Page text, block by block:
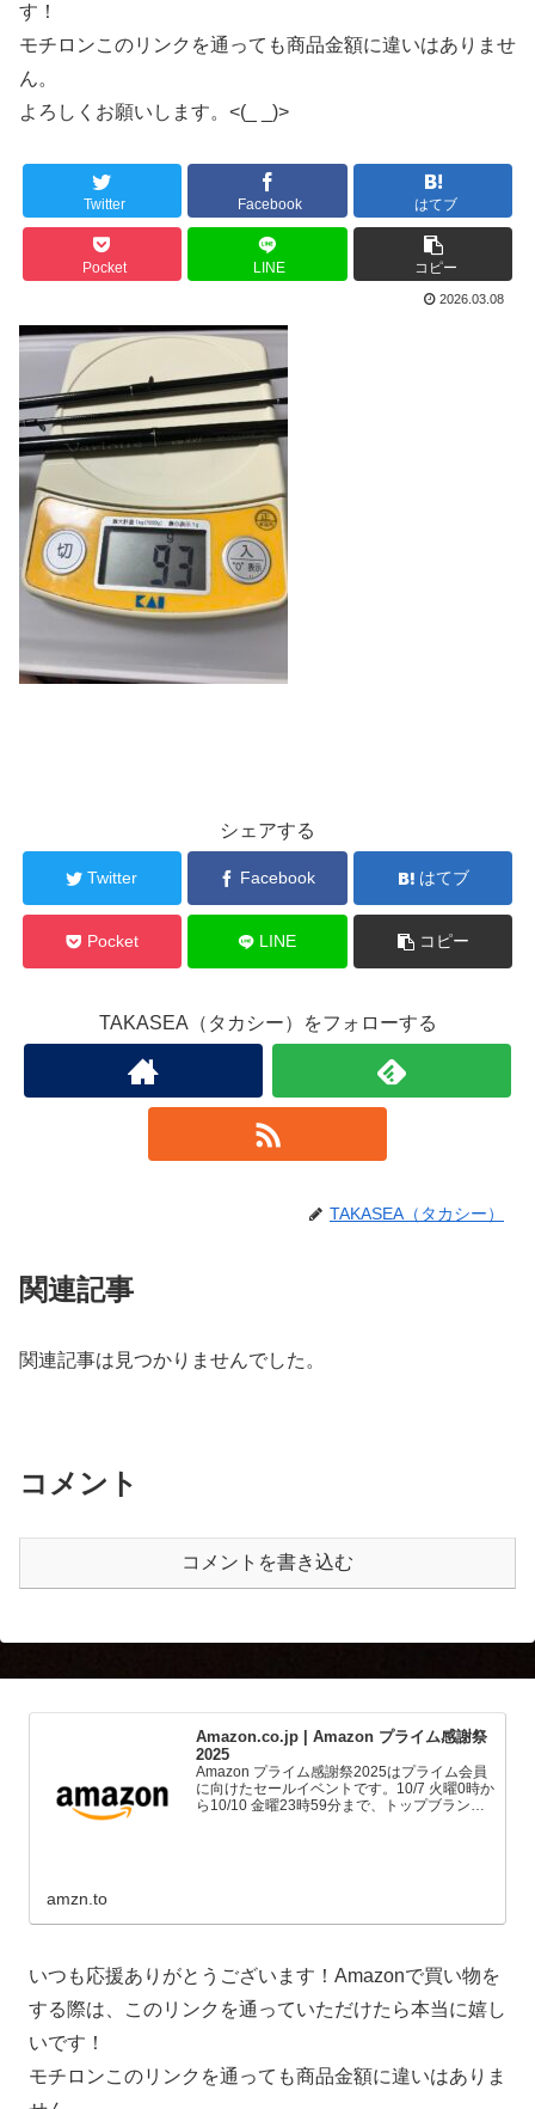
す！
モチロンこのリンクを通っても商品金額に違いはありませ
ん。
よろしくお願いします。<(_ _)>
Twitter Facebook はてブ
Pocket LINE コピー
2026.03.08
シェアする
Twitter Facebook はてブ
Pocket LINE コピー
TAKASEA（タカシー）をフォローする
TAKASEA（タカシー）
関連記事
関連記事は見つかりませんでした。
コメント
コメントを書き込む
Amazon.co.jp | Amazon プライム感謝祭
2025
Amazon プライム感謝祭2025はプライム会員
に向けたセールイベントです。10/7 火曜0時か
ら10/10 金曜23時59分まで、トップブランド
amzn.to
いつも応援ありがとうございます！Amazonで買い物を
する際は、このリンクを通っていただけたら本当に嬉し
いです！
モチロンこのリンクを通っても商品金額に違いはありま